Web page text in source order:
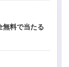
無料で当たる